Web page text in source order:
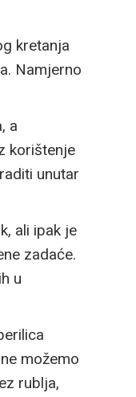
kretanja
Namjerno
a
korištenje
unutar
ali ipak je
zadaće.
u
možemo
rublja,